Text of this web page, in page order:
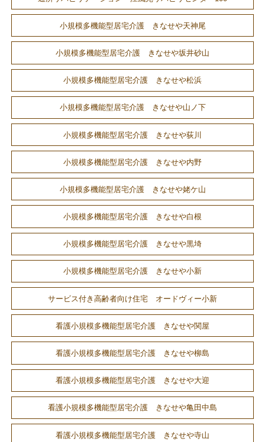
小規模多機能型居宅介護 きなせや天神尾
小規模多機能型居宅介護 きなせや坂井砂山
小規模多機能型居宅介護 きなせや松浜
小規模多機能型居宅介護 きなせや山ノ下
小規模多機能型居宅介護 きなせや荻川
小規模多機能型居宅介護 きなせや内野
小規模多機能型居宅介護 きなせや姥ケ山
小規模多機能型居宅介護 きなせや白根
小規模多機能型居宅介護 きなせや黒埼
小規模多機能型居宅介護 きなせや小新
サービス付き高齢者向け住宅 オードヴィー小新
看護小規模多機能型居宅介護 きなせや関屋
看護小規模多機能型居宅介護 きなせや柳島
看護小規模多機能型居宅介護 きなせや大迎
看護小規模多機能型居宅介護 きなせや亀田中島
看護小規模多機能型居宅介護 きなせや寺山